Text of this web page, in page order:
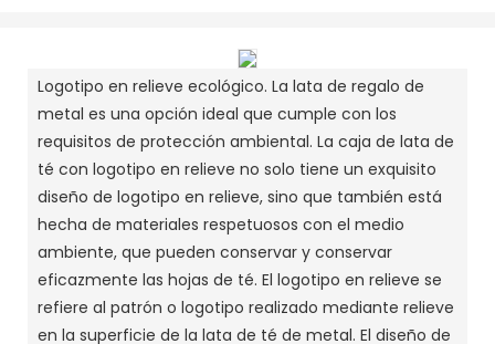
Logotipo en relieve ecológico. La lata de regalo de
metal es una opción ideal que cumple con los
requisitos de protección ambiental. La caja de lata de
té con logotipo en relieve no solo tiene un exquisito
diseño de logotipo en relieve, sino que también está
hecha de materiales respetuosos con el medio
ambiente, que pueden conservar y conservar
eficazmente las hojas de té. El logotipo en relieve se
refiere al patrón o logotipo realizado mediante relieve
en la superficie de la lata de té de metal. El diseño de